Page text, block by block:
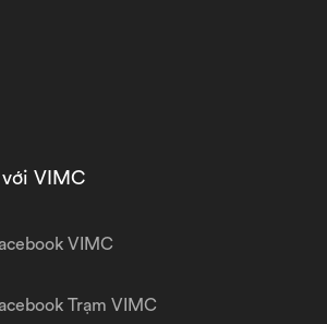
VIMC
VIMC
Trạm VIMC